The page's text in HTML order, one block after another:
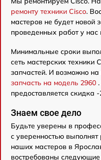
ремонту техники Cisco.
мастеров не будет новой
проведенных работ у нас
Минимальные сроки
сеть мастерских
запчастей. И возможно
запчасть на модель 2960
предоставляется скидка
Знаем свое дело
Будьте уверены в
с уверенностью
наших мастеров в
востребованы следующие